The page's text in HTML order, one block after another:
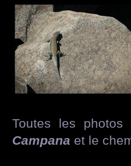
Toutes les
Campana et le